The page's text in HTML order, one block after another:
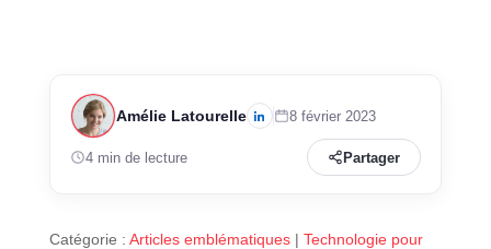
Amélie Latourelle 8 février 2023
4 min de lecture Partager
Catégorie : Articles emblématiques| Technologie pour